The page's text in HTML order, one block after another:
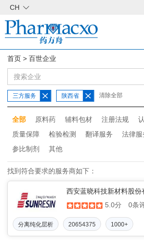
CH
首页 > 百世企业
三方服务 陕西省 清除全部
全部 原料药 辅料包材 注册法规
质量保障
检验检测 翻译服务 法律服
参比制剂
其他
找到符合要求的服务商如下：
西安蓝晓科技新材料股份
5.0分
0条
分离纯化层析 20654375 1000+